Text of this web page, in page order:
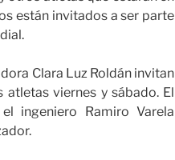
están invitados a ser parte
Clara Luz Roldán invitan
viernes y sábado. El
ingeniero Ramiro Varela